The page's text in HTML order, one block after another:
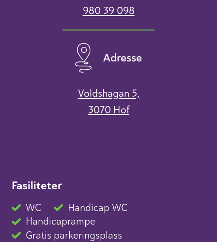
980 39 098
Adresse
Voldshagan 5,
3070 Hof
Fasiliteter
WC
Handicap WC
Handicaprampe
Gratis parkeringsplass